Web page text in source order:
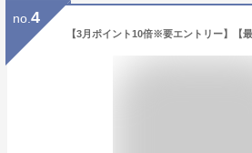
no. 4